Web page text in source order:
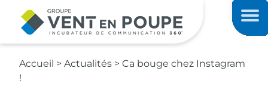
Accueil > Actualités > Ca bouge chez Instagram
!